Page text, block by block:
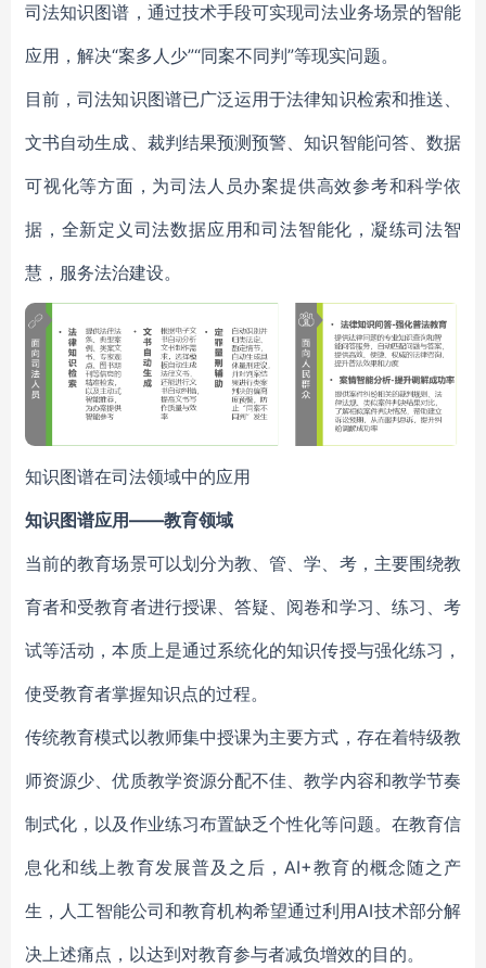
司法知识图谱，通过技术手段可实现司法业务场景的智能
应用，解决“案多人少”“同案不同判”等现实问题。
目前，司法知识图谱已广泛运用于法律知识检索和推送、
文书自动生成、裁判结果预测预警、知识智能问答、数据
可视化等方面，为司法人员办案提供高效参考和科学依
据，全新定义司法数据应用和司法智能化，凝练司法智
慧，服务法治建设。
知识图谱在司法领域中的应用
知识图谱应用——教育领域
当前的教育场景可以划分为教、管、学、考，主要围绕教
育者和受教育者进行授课、答疑、阅卷和学习、练习、考
试等活动，本质上是通过系统化的知识传授与强化练习，
使受教育者掌握知识点的过程。
传统教育模式以教师集中授课为主要方式，存在着特级教
师资源少、优质教学资源分配不佳、教学内容和教学节奏
制式化，以及作业练习布置缺乏个性化等问题。在教育信
息化和线上教育发展普及之后，AI+教育的概念随之产
生，人工智能公司和教育机构希望通过利用AI技术部分解
决上述痛点，以达到对教育参与者减负增效的目的。